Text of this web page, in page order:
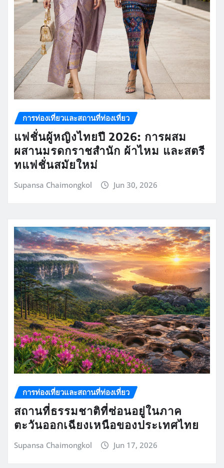
การท่องเที่ยวและสถานที่ท่องเที่ยว
แฟชั่นผู้หญิงไทยปี 2026: การผสม
ผสานมรดกราชสำนัก ผ้าไหม และสตรี
ทแฟชั่นสมัยใหม่
Supansa Chaimongkol Jun 30, 2026
การท่องเที่ยวและสถานที่ท่องเที่ยว
สถานที่ธรรมชาติที่ซ่อนอยู่ในภาค
ตะวันออกเฉียงเหนือของประเทศไทย
Supansa Chaimongkol Jun 17, 2026